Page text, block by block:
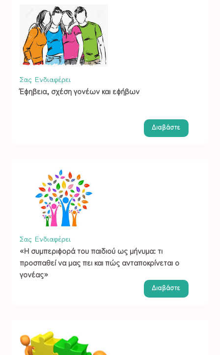
Σας Ενδιαφέρει
Έφηβεια, σχέση γονέων και εφήβων
Διαβάστε
Σας Ενδιαφέρει
«Η συμπεριφορά του παιδιού ως μήνυμα: τι
προσπαθεί να μας πει και πώς ανταποκρίνεται ο
γονέας»
Διαβάστε